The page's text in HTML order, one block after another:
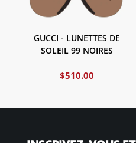
GUCCI - LUNETTES DE
SOLEIL 99 NOIRES
$510.00